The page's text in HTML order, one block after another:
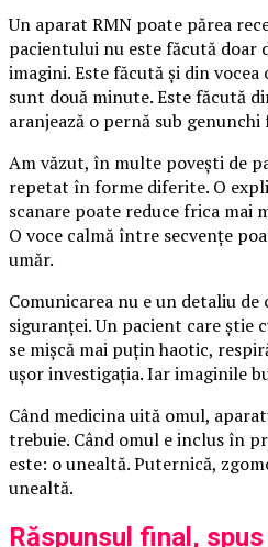
Un aparat RMN poate părea
pacientului nu este făcută doar
imagini. Este făcută și din
sunt două minute. Este făcută
aranjează o pernă sub genunchi
Am văzut, în multe povești de
repetat în forme diferite. O
scanare poate reduce frica mai
O voce calmă între secvențe
umăr.
Comunicarea nu e un detaliu
siguranței. Un pacient care știe
se mișcă mai puțin haotic,
ușor investigația. Iar imaginile
Când medicina uită omul,
trebuie. Când omul e inclus în
este: o unealtă. Puternică,
unealtă.
Răspunsul final,